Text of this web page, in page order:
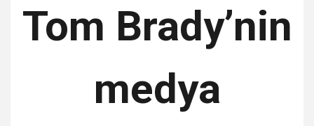
Tom Brady’nin
medya